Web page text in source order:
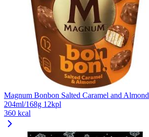
Magnum Bonbon Salted Caramel and
204ml/168g 12kpl
360 kcal